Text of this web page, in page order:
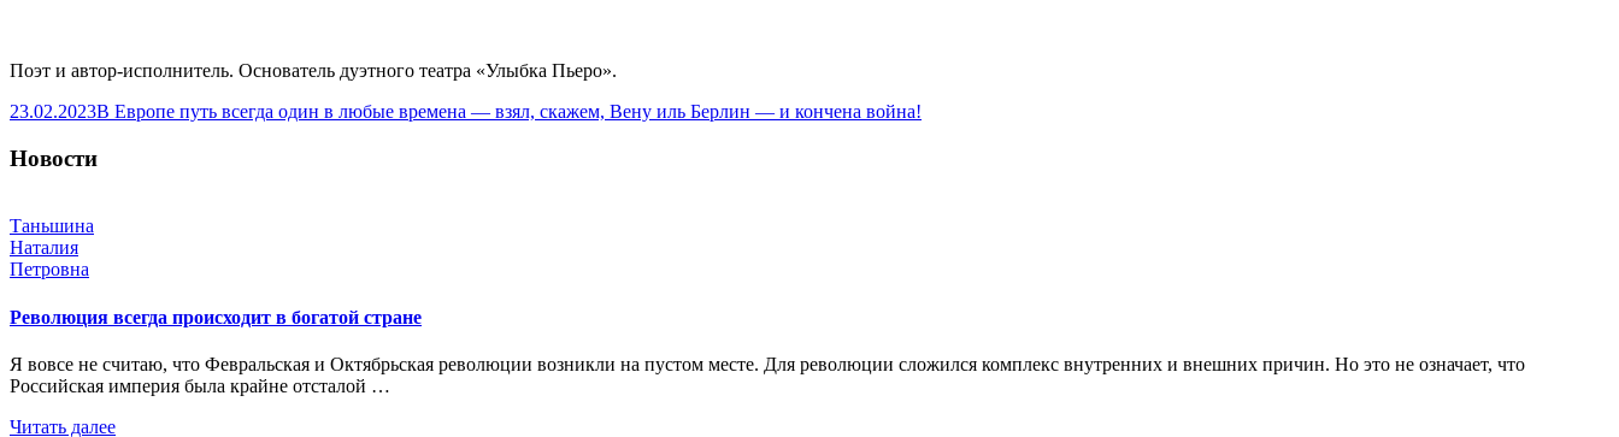
Поэт и автор-исполнитель. Основатель дуэтного театра «Улыбка Пьеро».
23.02.2023В Европе путь всегда один в любые времена — взял, скажем, Вену иль Берлин — и кончена война!
Новости
Таньшина
Наталия
Петровна
Революция всегда происходит в богатой стране
Я вовсе не считаю, что Февральская и Октябрьская революции возникли на пустом месте. Для революции сложился комплекс внутренних и внешних причин. Но это не означает, что
Российская империя была крайне отсталой …
Читать далее